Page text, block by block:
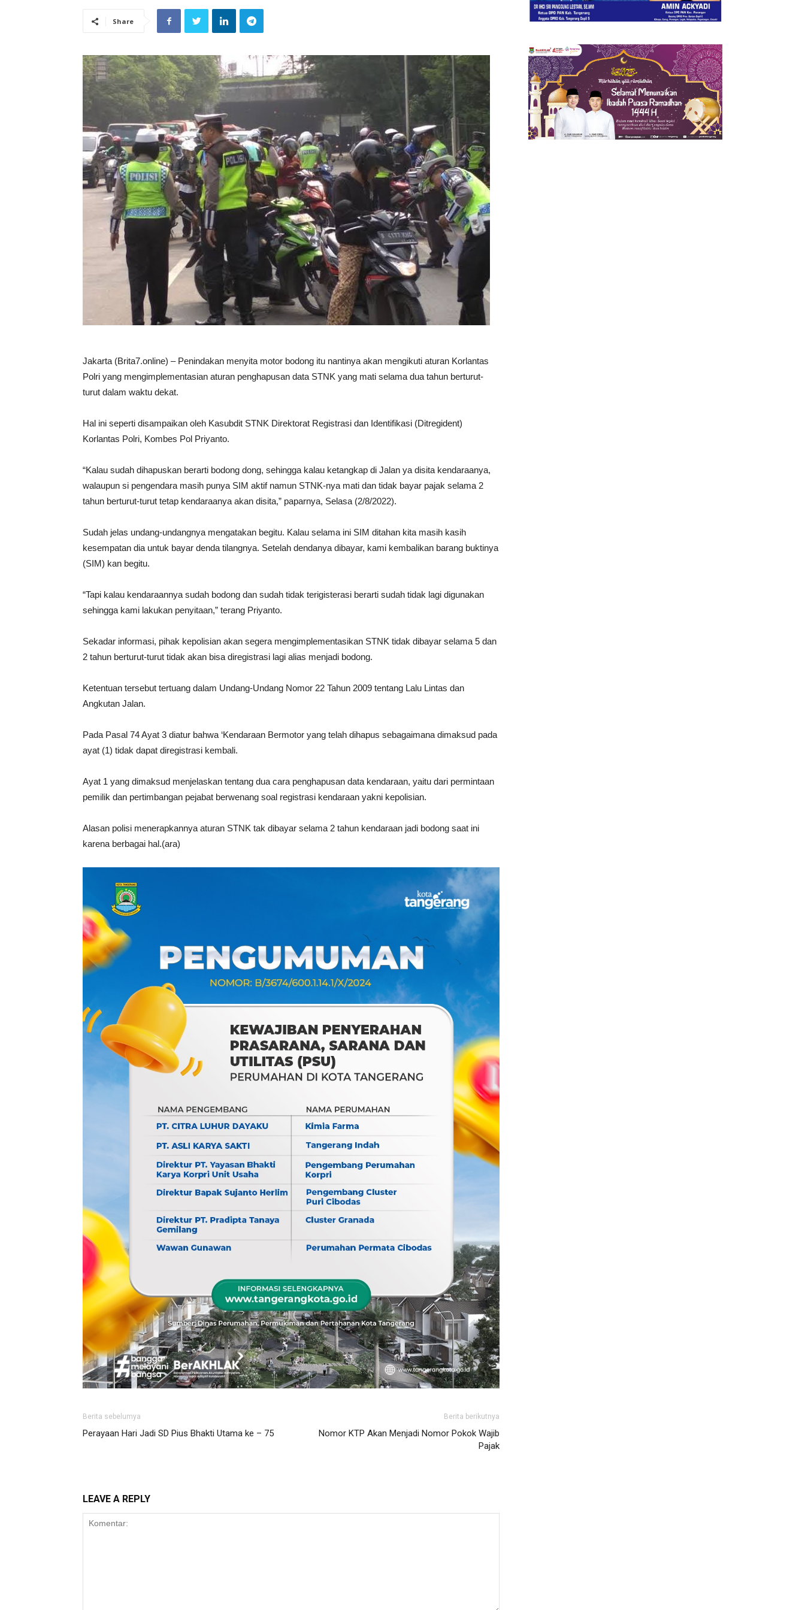
Share
Jakarta (Brita7.online) – Penindakan menyita motor bodong itu nantinya akan mengikuti aturan Korlantas
Polri yang mengimplementasian aturan penghapusan data STNK yang mati selama dua tahun berturut-
turut dalam waktu dekat.
Hal ini seperti disampaikan oleh Kasubdit STNK Direktorat Registrasi dan Identifikasi (Ditregident)
Korlantas Polri, Kombes Pol Priyanto.
“Kalau sudah dihapuskan berarti bodong dong, sehingga kalau ketangkap di Jalan ya disita kendaraanya,
walaupun si pengendara masih punya SIM aktif namun STNK-nya mati dan tidak bayar pajak selama 2
tahun berturut-turut tetap kendaraanya akan disita,” paparnya, Selasa (2/8/2022).
Sudah jelas undang-undangnya mengatakan begitu. Kalau selama ini SIM ditahan kita masih kasih
kesempatan dia untuk bayar denda tilangnya. Setelah dendanya dibayar, kami kembalikan barang buktinya
(SIM) kan begitu.
“Tapi kalau kendaraannya sudah bodong dan sudah tidak terigisterasi berarti sudah tidak lagi digunakan
sehingga kami lakukan penyitaan,” terang Priyanto.
Sekadar informasi, pihak kepolisian akan segera mengimplementasikan STNK tidak dibayar selama 5 dan
2 tahun berturut-turut tidak akan bisa diregistrasi lagi alias menjadi bodong.
Ketentuan tersebut tertuang dalam Undang-Undang Nomor 22 Tahun 2009 tentang Lalu Lintas dan
Angkutan Jalan.
Pada Pasal 74 Ayat 3 diatur bahwa ‘Kendaraan Bermotor yang telah dihapus sebagaimana dimaksud pada
ayat (1) tidak dapat diregistrasi kembali.
Ayat 1 yang dimaksud menjelaskan tentang dua cara penghapusan data kendaraan, yaitu dari permintaan
pemilik dan pertimbangan pejabat berwenang soal registrasi kendaraan yakni kepolisian.
Alasan polisi menerapkannya aturan STNK tak dibayar selama 2 tahun kendaraan jadi bodong saat ini
karena berbagai hal.(ara)
Berita sebelumya
Perayaan Hari Jadi SD Pius Bhakti Utama ke – 75
Berita berikutnya
Nomor KTP Akan Menjadi Nomor Pokok Wajib
Pajak
LEAVE A REPLY